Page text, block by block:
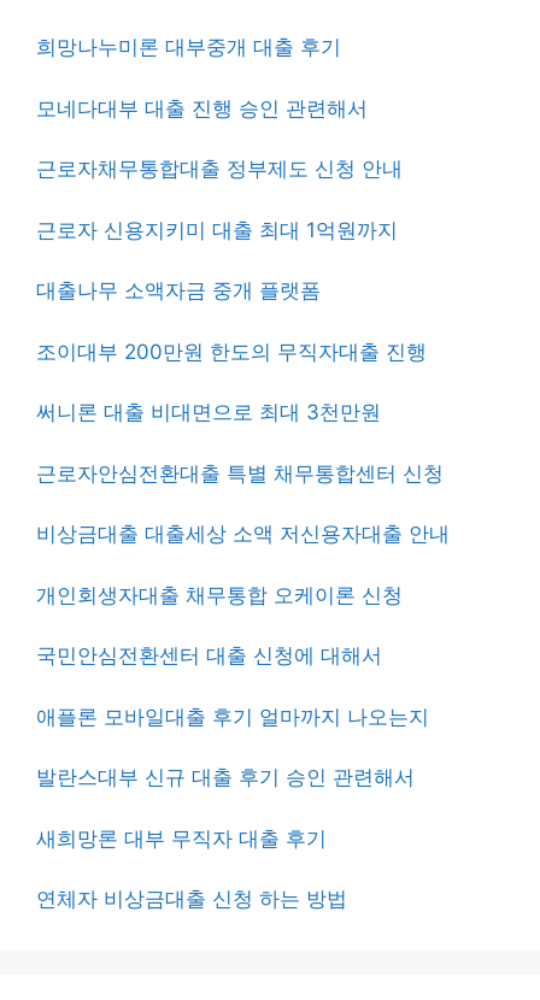
희망나누미론 대부중개 대출 후기
모네다대부 대출 진행 승인 관련해서
근로자채무통합대출 정부제도 신청 안내
근로자 신용지키미 대출 최대 1억원까지
대출나무 소액자금 중개 플랫폼
조이대부 200만원 한도의 무직자대출 진행
써니론 대출 비대면으로 최대 3천만원
근로자안심전환대출 특별 채무통합센터 신청
비상금대출 대출세상 소액 저신용자대출 안내
개인회생자대출 채무통합 오케이론 신청
국민안심전환센터 대출 신청에 대해서
애플론 모바일대출 후기 얼마까지 나오는지
발란스대부 신규 대출 후기 승인 관련해서
새희망론 대부 무직자 대출 후기
연체자 비상금대출 신청 하는 방법